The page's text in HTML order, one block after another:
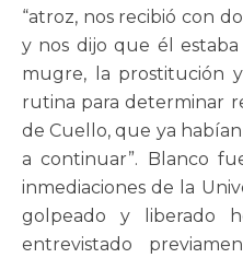
“atroz, nos recibió con
y nos dijo que él
mugre, la prostitución
rutina para determinar
de Cuello, que ya
a continuar”. Blanco
inmediaciones de la
golpeado y liberado
entrevistado